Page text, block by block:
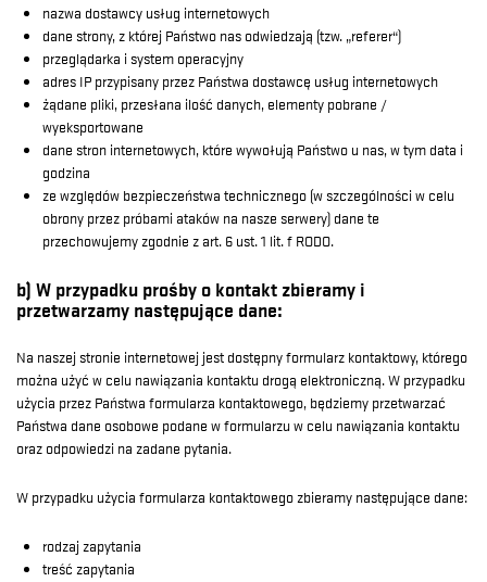
nazwa dostawcy usług internetowych
dane strony, z której Państwo nas odwiedzają (tzw. „referer“)
przeglądarka i system operacyjny
adres IP przypisany przez Państwa dostawcę usług internetowych
żądane pliki, przesłana ilość danych, elementy pobrane /
wyeksportowane
dane stron internetowych, które wywołują Państwo u nas, w tym data i
godzina
ze względów bezpieczeństwa technicznego (w szczególności w celu
obrony przez próbami ataków na nasze serwery) dane te
przechowujemy zgodnie z art. 6 ust. 1 lit. f RODO.
b) W przypadku prośby o kontakt zbieramy i
przetwarzamy następujące dane:
Na naszej stronie internetowej jest dostępny formularz kontaktowy, którego
można użyć w celu nawiązania kontaktu drogą elektroniczną. W przypadku
użycia przez Państwa formularza kontaktowego, będziemy przetwarzać
Państwa dane osobowe podane w formularzu w celu nawiązania kontaktu
oraz odpowiedzi na zadane pytania.
W przypadku użycia formularza kontaktowego zbieramy następujące dane:
rodzaj zapytania
treść zapytania